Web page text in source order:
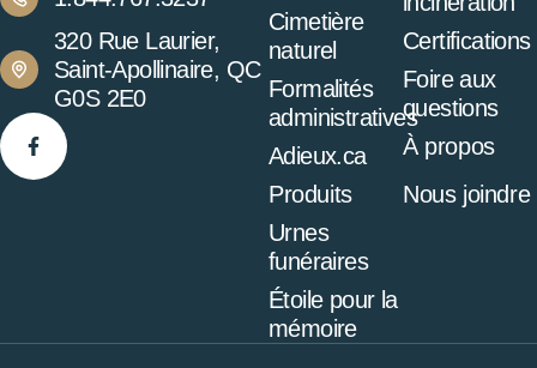
320 Rue Laurier,
Saint-Apollinaire, QC
G0S 2E0
Cimetière
naturel
Formalités
administratives
Adieux.ca
Produits
Urnes
funéraires
Étoile pour la
mémoire
Certifications
Foire aux
questions
À propos
Nous joindre